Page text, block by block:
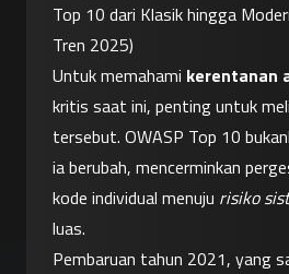
Top 10 dari Klasik hingga
Tren 2025)
Untuk memahami kerentanan
kritis saat ini, penting untuk
tersebut. OWASP Top 10
ia berubah, mencerminkan
kode individual menuju risiko
luas.
Pembaruan tahun 2021, yang